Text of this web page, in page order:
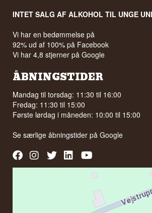
INTET SALG AF ALKOHOL TIL UNGE
Vi har en bedømmelse på
92% ud af 100% på Facebook
Vi har 4,8 stjerner på Google
ÅBNINGSTIDER
Mandag til torsdag: 11:30 til 16:00
Fredag: 11:30 til 15:00
Første lørdag i måneden: 10:00 til 15:00
Se særlige åbningstider påGoogle